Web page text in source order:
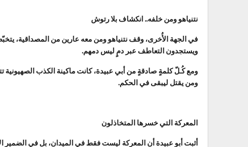
نتنياهو ومن خلفه.. انكشاف بلا رتوش
في الجهة الأُخرى، وقف نتنياهو ومن معه عارين من المصداقية،
ويستجدون التعاطف عبر دمٍ ليس دمهم.
ومع كُـلّ كلمةٍ صادقةٍ من أبي عبيدة، كانت ماكينة الكذب الصهيونية
ومن يقتل ليبقى في الحكم.
المعركة التي خسرها المتخاذلون
أثبت أبو عبيدة أن المعركة ليست فقط في الميدان، بل في الضمير